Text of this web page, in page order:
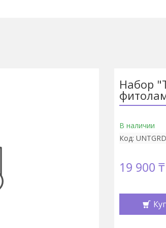
Набор
В наличии
Код:
19 900 ₸